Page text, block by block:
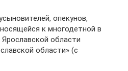
опекунов,
к многодетной в
области
области» (с